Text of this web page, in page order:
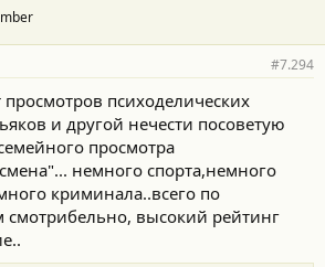
#7.294
просмотров психоделических
и другой нечести посоветую
просмотра
немного спорта,немного
криминала..всего по
смотрибельно, высокий рейтинг